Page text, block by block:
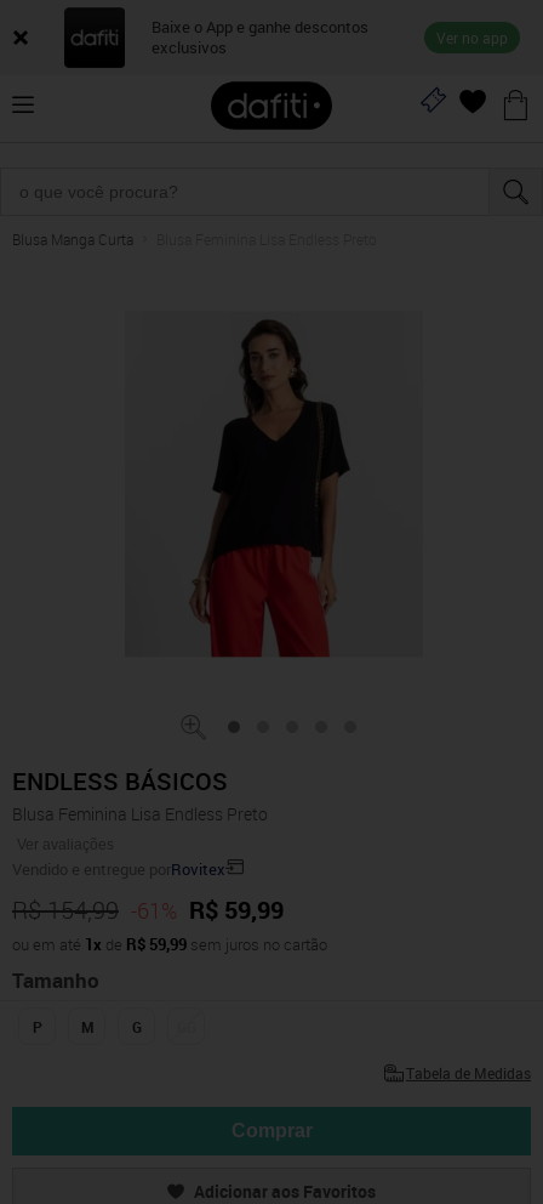
Baixe o App e ganhe descontos
exclusivos
Ver no app
Blusa Manga Curta
ENDLESS BÁSICOS
Blusa Feminina Lisa Endless Preto
Ver avaliações
Vendido e entregue porRovitex
R$ 154,99 -61% R$ 59,99
ou em até 1x de R$ 59,99 sem juros no cartão
Tamanho
P M G
Tabela de Medidas
Comprar
Adicionar aos Favoritos